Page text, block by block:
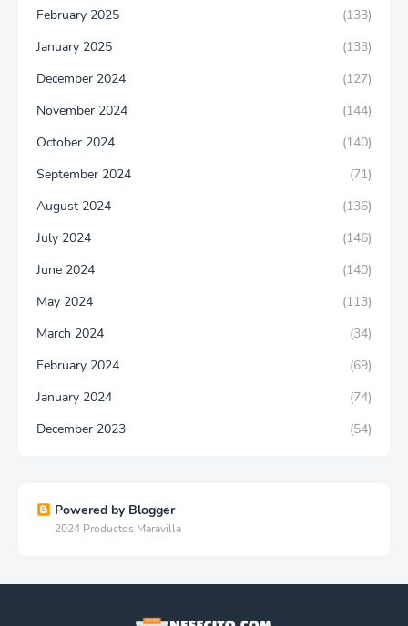
February 2025
(133)
January 2025
(133)
December 2024
(127)
November 2024
(144)
October 2024
(140)
September 2024
(71)
August 2024
(136)
July 2024
(146)
June 2024
(140)
May 2024
(113)
March 2024
(34)
February 2024
(69)
January 2024
(74)
December 2023
(54)
Powered by Blogger
2024 Productos Maravilla